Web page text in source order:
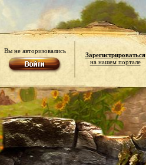
Вы не авторизовались
Зарегистрироваться
на нашем портале